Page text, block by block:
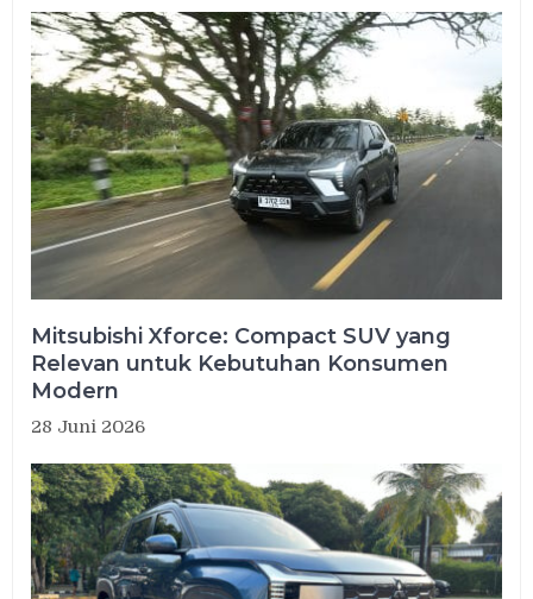
Mitsubishi Xforce: Compact SUV yang
Relevan untuk Kebutuhan Konsumen
Modern
28 Juni 2026